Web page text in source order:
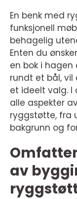
En benk med
funksjonell
behagelig
Enten du
en bok i
rundt et bål,
et ideelt valg. I
alle aspekter
ryggstøtte, fra
bakgrunn og
av